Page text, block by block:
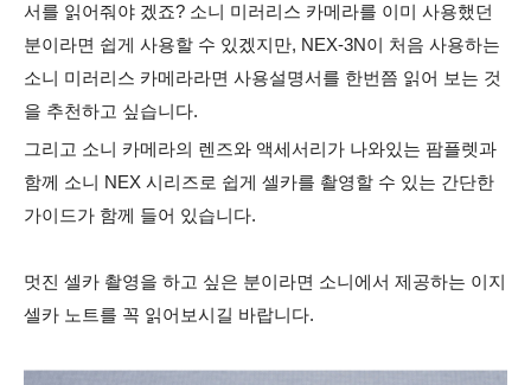
서를 읽어줘야 겠죠? 소니 미러리스 카메라를 이미 사용했던
분이라면 쉽게 사용할 수 있겠지만, NEX-3N이 처음 사용하는
소니 미러리스 카메라라면 사용설명서를 한번쯤 읽어 보는 것
을 추천하고 싶습니다.
그리고 소니 카메라의 렌즈와 액세서리가 나와있는 팜플렛과
함께 소니 NEX 시리즈로 쉽게 셀카를 촬영할 수 있는 간단한
가이드가 함께 들어 있습니다.
멋진 셀카 촬영을 하고 싶은 분이라면 소니에서 제공하는 이지
셀카 노트를 꼭 읽어보시길 바랍니다.